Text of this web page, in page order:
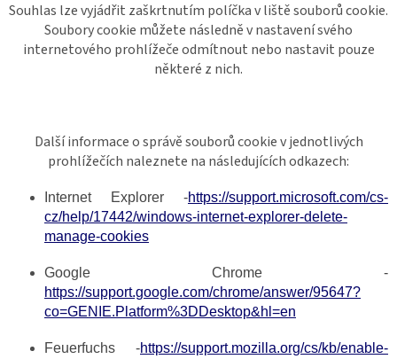
Souhlas lze vyjádřit zaškrtnutím políčka v liště souborů cookie.
Soubory cookie můžete následně v nastavení svého
internetového prohlížeče odmítnout nebo nastavit pouze
některé z nich.
Další informace o správě souborů cookie v jednotlivých
prohlížečích naleznete na následujících odkazech:
Internet Explorer -https://support.microsoft.com/cs-
cz/help/17442/windows-internet-explorer-delete-
manage-cookies
Google Chrome -
https://support.google.com/chrome/answer/95647?
co=GENIE.Platform%3DDesktop&hl=en
Feuerfuchs -https://support.mozilla.org/cs/kb/enable-